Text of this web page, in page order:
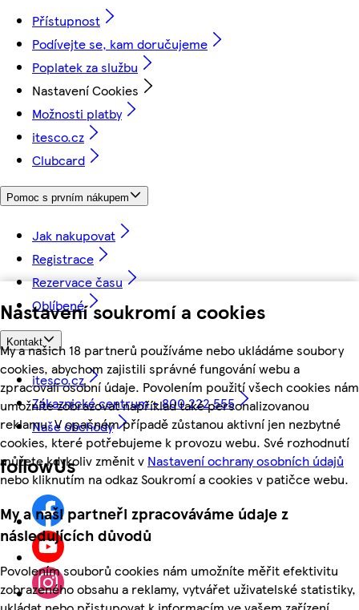
Nastavení soukromí a cookies
My a našich 18 partnerů používáme nebo ukládáme soubory
cookies, abychom zajistili správné fungování webu a
zpracovali osobní údaje. Povolením použití všech cookies nám
umožníte zobrazovat například také personalizovanou
reklamu. V opačném případě zůstanou aktivní jen nezbytné
cookies, které potřebujeme k provozu webu. Své rozhodnutí
můžete kdykoliv změnit v Nastavení ochrany osobních údajů
nebo kliknutím na odkaz Soukromí a cookies v patičce webu.
My a naši partneři zpracováváme údaje z
následujících důvodů
Povolením souborů cookies nám umožníte měřit efektivitu
zobrazeného obsahu a reklamy, vytvářet uživatelské statistiky,
Přístupnost
Podívejte se, kam doručujeme
Poplatek za službu
Nastavení Cookies
Možnosti platby
itesco.cz
Clubcard
Pomoc s prvním nákupem
Jak nakupovat
Registrace
Rezervace času
Oblíbené
Kontakt
itesco.cz
Zákaznické centrum - 800 222 555
Naše obchody
followUs